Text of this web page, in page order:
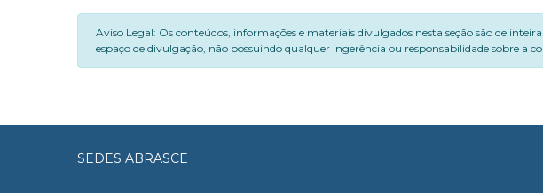
Aviso Legal: Os conteúdos, informações e materiais divulgados nesta seção são de
espaço de divulgação, não possuindo qualquer ingerência ou responsabilidade sobre a
SEDES ABRASCE